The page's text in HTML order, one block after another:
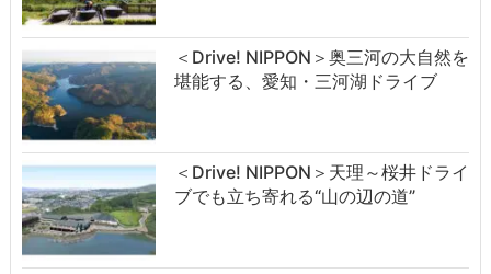
＜Drive! NIPPON＞奥三河の大自然を
堪能する、愛知・三河湖ドライブ
＜Drive! NIPPON＞天理～桜井ドライ
ブでも立ち寄れる“山の辺の道”